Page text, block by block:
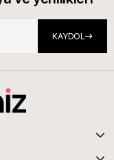
KAYDOL